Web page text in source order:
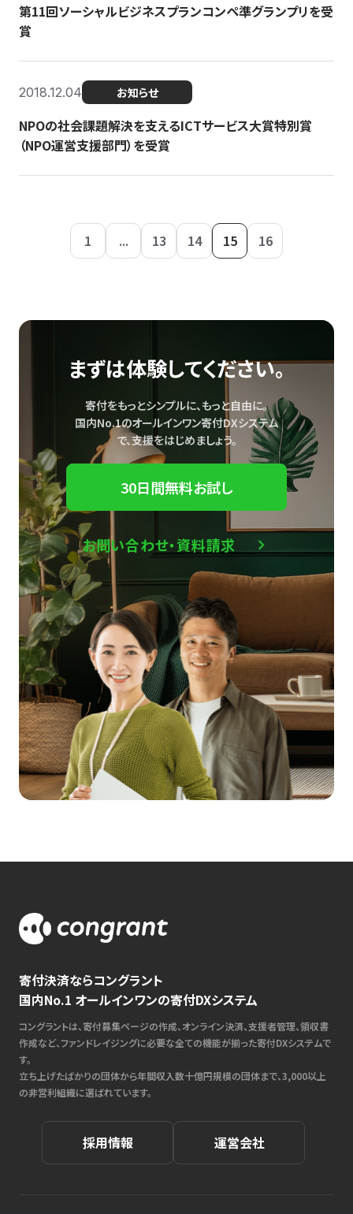
第11回ソーシャルビジネスプランコンペ準グランプリを受
賞
2018.12.04 お知らせ
NPOの社会課題解決を支えるICTサービス大賞特別賞
（NPO運営支援部門）を受賞
1 ... 13 14 15 16
まずは体験してください。
寄付をもっとシンプルに、もっと自由に。
国内No.1のオールインワン寄付DXシステム
で、支援をはじめましょう。
30日間無料お試し
お問い合わせ・資料請求
寄付決済ならコングラント
国内No.1 オールインワンの寄付DXシステム
コングラントは、寄付募集ページの作成、オンライン決済、支援者管理、領収書
作成など、ファンドレイジングに必要な全ての機能が揃った寄付DXシステムで
す。
立ち上げたばかりの団体から年間収入数十億円規模の団体まで、3,000以上
の非営利組織に選ばれています。
採用情報 運営会社